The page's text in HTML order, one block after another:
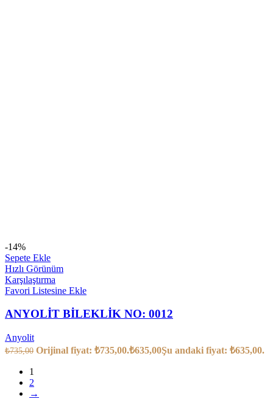
-14%
Sepete Ekle
Hızlı Görünüm
Karşılaştırma
Favori Listesine Ekle
ANYOLİT BİLEKLİK NO: 0012
Anyolit
₺735,00 Orijinal fiyat: ₺735,00.₺635,00Şu andaki fiyat: ₺635,00.
1
2
→